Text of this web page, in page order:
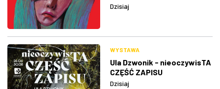
Dzisiaj
WYSTAWA
Ula Dzwonik - nieoczywisTA
CZĘŚĆ ZAPISU
Dzisiaj